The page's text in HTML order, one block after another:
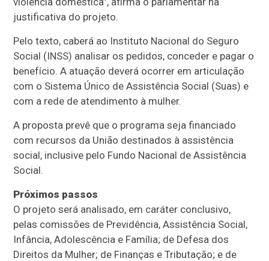
justificativa do projeto.
Pelo texto, caberá ao Instituto Nacional do Seguro
Social (INSS) analisar os pedidos, conceder e pagar o
benefício. A atuação deverá ocorrer em articulação
com o Sistema Único de Assistência Social (Suas) e
com a rede de atendimento à mulher.
A proposta prevê que o programa seja financiado
com recursos da União destinados à assistência
social, inclusive pelo Fundo Nacional de Assistência
Social.
Próximos passos
O projeto será analisado, em caráter conclusivo,
pelas comissões de Previdência, Assistência Social,
Infância, Adolescência e Família; de Defesa dos
Direitos da Mulher; de Finanças e Tributação; e de